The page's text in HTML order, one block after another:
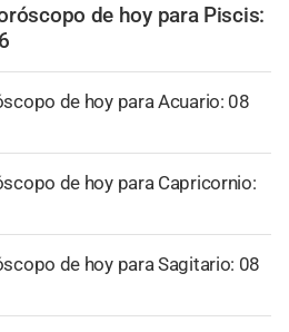
de hoy para Piscis:
de hoy para Acuario: 08
de hoy para Capricornio:
de hoy para Sagitario: 08